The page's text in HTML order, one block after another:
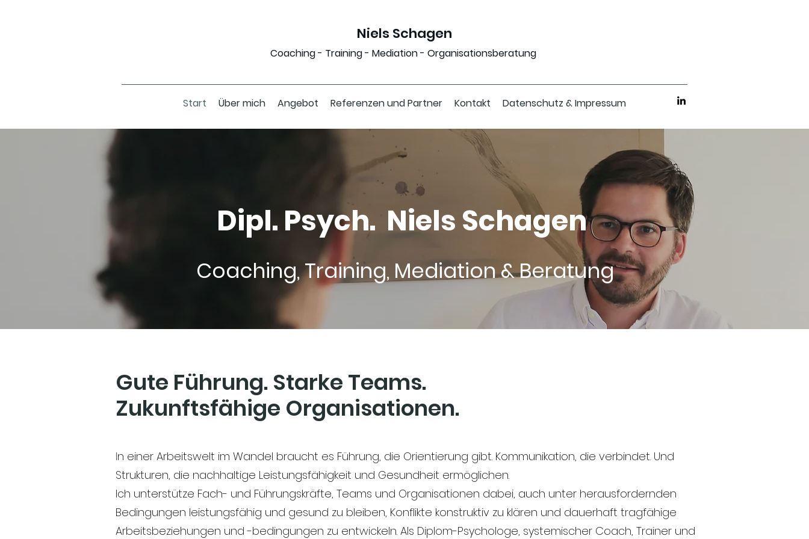
Niels Schagen
Coaching - Training - Mediation - Organisationsberatung
Start Über mich Angebot Referenzen und Partner Kontakt Datenschutz & Impressum
Dipl. Psych. Niels Schagen
Coaching, Training, Mediation & Beratung
Gute Führung. Starke Teams.
Zukunftsfähige Organisationen.
In einer Arbeitswelt im Wandel braucht es Führung, die Orientierung gibt. Kommunikation, die verbindet. Und
Strukturen, die nachhaltige Leistungsfähigkeit und Gesundheit ermöglichen.
Ich unterstütze Fach- und Führungskräfte, Teams und Organisationen dabei, auch unter herausfordernden
Bedingungen leistungsfähig und gesund zu bleiben, Konflikte konstruktiv zu klären und dauerhaft tragfähige
Arbeitsbeziehungen und -bedingungen zu entwickeln. Als Diplom-Psychologe, systemischer Coach, Trainer und